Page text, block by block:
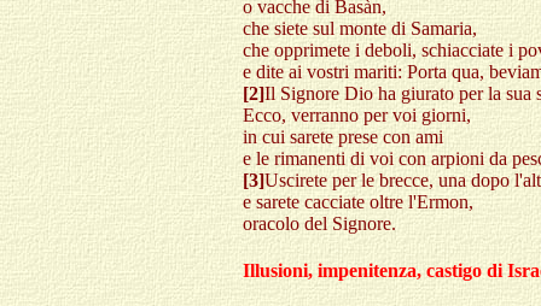
o vacche di Basàn,
che siete sul monte di Samaria,
che opprimete i deboli, schiacciate i
e dite ai vostri mariti: Porta qua,
[2]Il Signore Dio ha giurato per la sua
Ecco, verranno per voi giorni,
in cui sarete prese con ami
e le rimanenti di voi con arpioni da
[3]Uscirete per le brecce, una dopo
e sarete cacciate oltre l'Ermon,
oracolo del Signore.
Illusioni, impenitenza, castigo di